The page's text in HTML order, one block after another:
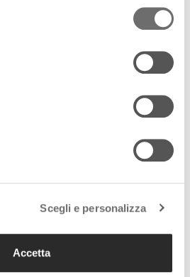
Scegli e personalizza
Accetta
Carlo Sangalli, nel suo
erano quasi il 12% del totale, nel
l’8,8%.
L’impresa è insomma un
è una delle decisioni a più alto
che possano esserci”. “I dati
– che senza imprenditoria
e competenzeche